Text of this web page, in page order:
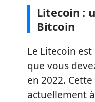
Litecoin :
Bitcoin
Le Litecoin
que vous
en 2022.
actuellement